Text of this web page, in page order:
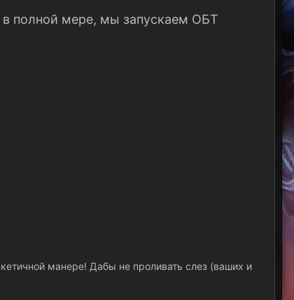
полной мере, мы запускаем ОБТ
манере! Дабы не проливать слез (ваших и